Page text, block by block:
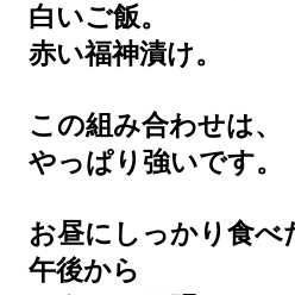
白いご飯。
赤い福神漬け。
この組み合わせは、
やっぱり強いです。
お昼にしっかり食べ
午後から